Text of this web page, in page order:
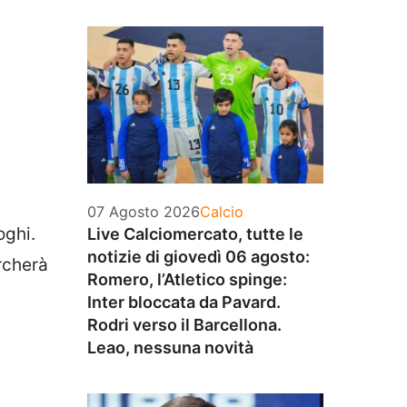
07 Agosto 2026Categorie
Calcio
Live Calciomercato, tutte le
notizie di giovedì 06 agosto:
Romero, l’Atletico spinge:
Inter bloccata da Pavard.
Rodri verso il Barcellona.
Leao, nessuna novità